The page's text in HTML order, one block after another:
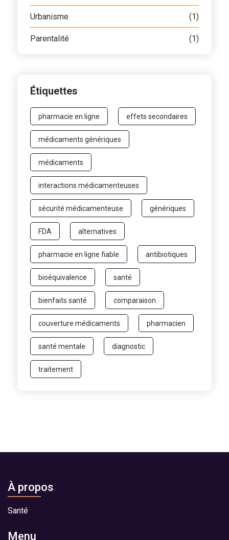
Urbanisme (1)
Parentalité (1)
Étiquettes
pharmacie en ligne effets secondaires
médicaments génériques
médicaments
interactions médicamenteuses
sécurité médicamenteuse génériques
FDA alternatives
pharmacie en ligne fiable antibiotiques
bioéquivalence santé
bienfaits santé comparaison
couverture médicaments pharmacien
santé mentale diagnostic
traitement
À propos
Santé
Menu